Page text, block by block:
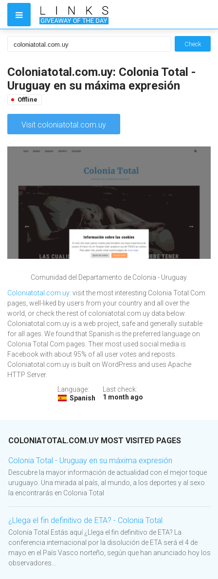
Check
Coloniatotal.com.uy: Colonia Total -
Uruguay en su máxima expresión
Offline
Visit coloniatotal.com.uy
Comunidad del Departamento de Colonia - Uruguay.
Coloniatotal.com.uy: visit the most interesting Colonia Total Com
pages, well-liked by users from your country and all over the
world, or check the rest of coloniatotal.com.uy data below.
Coloniatotal.com.uy is a web project, safe and generally suitable
for all ages. We found that Spanish is the preferred language on
Colonia Total Com pages. Their most used social media is
Facebook with about 95% of all user votes and reposts.
Coloniatotal.com.uy is built on WordPress and uses Apache
HTTP Server.
Language:
Spanish
Last check:
1 month ago
COLONIATOTAL.COM.UY MOST VISITED PAGES
Colonia Total - Uruguay en su máxima expresión
Descubre la mayor información de actualidad con el mejor toque
uruguayo. Una mirada al país, al mundo, a los deportes y al sexo
la encontrarás en Colonia Total
¿Llega el fin definitivo de ETA? - Colonia Total
Colonia Total Estás aquí ¿Llega el fin definitivo de ETA? La
conferencia internacional por la disolución de ETA será el 4 de
mayo en el País Vasco norteño, según que han anunciado hoy los
observadores...